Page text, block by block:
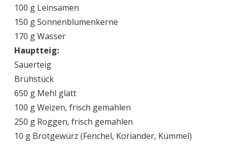
100 g Leinsamen
150 g Sonnenblumenkerne
170 g Wasser
Hauptteig:
Sauerteig
Brühstück
650 g Mehl glatt
100 g Weizen, frisch gemahlen
250 g Roggen, frisch gemahlen
10 g Brotgewürz (Fenchel, Koriander, Kümmel)